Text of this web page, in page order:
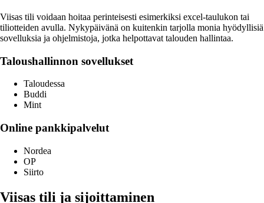
Viisas tili voidaan hoitaa perinteisesti esimerkiksi excel-taulukon tai
tiliotteiden avulla. Nykypäivänä on kuitenkin tarjolla monia hyödyllisiä
sovelluksia ja ohjelmistoja, jotka helpottavat talouden hallintaa.
Taloushallinnon sovellukset
Taloudessa
Buddi
Mint
Online pankkipalvelut
Nordea
OP
Siirto
Viisas tili ja sijoittaminen